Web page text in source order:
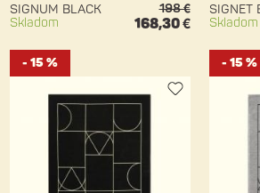
SIGNUM BLACK
Skladom
198 €
168,30 €
SIGNET
Skladom
- 15 % - 15 %